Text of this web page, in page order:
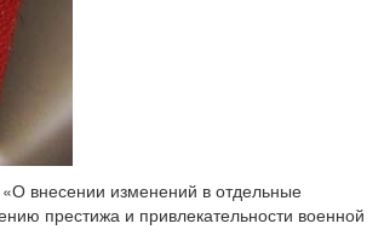
«О внесении изменений в отдельные
престижа и привлекательности военной